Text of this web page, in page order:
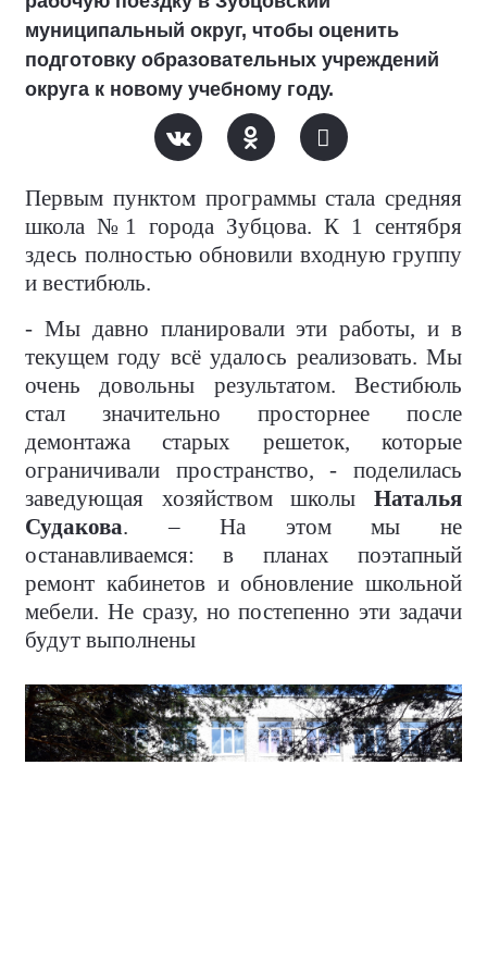
муниципальный округ, чтобы оценить
подготовку образовательных учреждений
округа к новому учебному году.
Первым пунктом программы стала средняя
школа №1 города Зубцова. К 1 сентября
здесь полностью обновили входную группу
и вестибюль.
- Мы давно планировали эти работы, и в
текущем году всё удалось реализовать. Мы
очень довольны результатом. Вестибюль
стал значительно просторнее после
демонтажа старых решеток, которые
ограничивали пространство, - поделилась
заведующая хозяйством школы Наталья
Судакова. – На этом мы не
останавливаемся: в планах поэтапный
ремонт кабинетов и обновление школьной
мебели. Не сразу, но постепенно эти задачи
будут выполнены